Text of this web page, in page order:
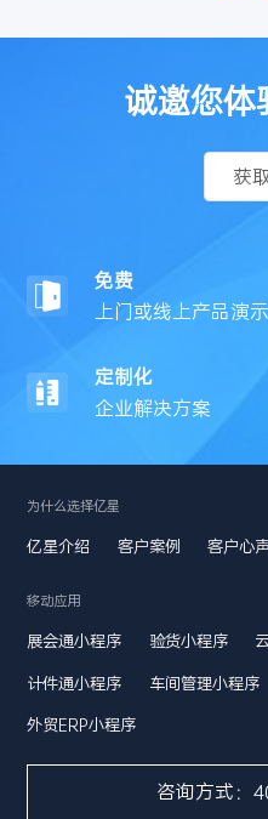
诚邀您体
获
免费
上门或线上产品演示
定制化
企业解决方案
为什么选择亿星
亿星介绍 客户案例 客户心
移动应用
展会通小程序 验货小程序
计件通小程序 车间管理小程序
外贸ERP小程序
咨询方式：